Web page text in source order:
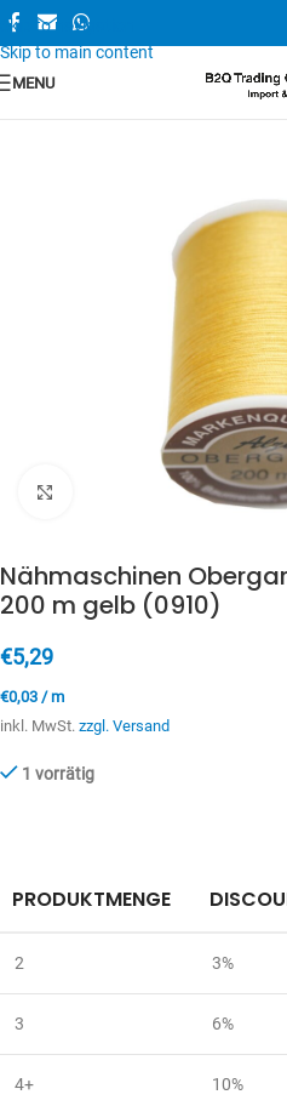
Skip to navigation
Skip to main content
MENU
Zum Vergrößern anklicken
Nähmaschinen
200 m gelb (0910)
€5,29
€0,03 /m
inkl. MwSt. zzgl. Versand
1 vorrätig
PRODUKTMENGE
2 3%
3 6%
4+ 10%